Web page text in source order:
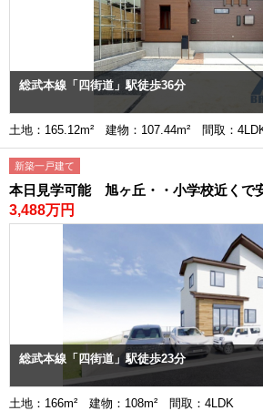
総武本線「四街道」駅徒歩36分
土地：165.12m² 建物：107.44m² 間取：
新築一戸建て
本日見学可能 旭ヶ丘・・小学校近くで
3,488万円
総武本線「四街道」駅徒歩23分
土地：166m² 建物：108m² 間取：4LDK